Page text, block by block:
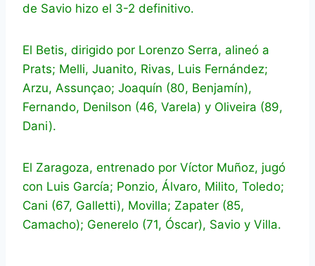
de Savio hizo el 3-2 definitivo.
El Betis, dirigido por Lorenzo Serra, alineó a
Prats; Melli, Juanito, Rivas, Luis Fernández;
Arzu, Assunçao; Joaquín (80, Benjamín),
Fernando, Denilson (46, Varela) y Oliveira (89,
Dani).
El Zaragoza, entrenado por Víctor Muñoz, jugó
con Luis García; Ponzio, Álvaro, Milito, Toledo;
Cani (67, Galletti), Movilla; Zapater (85,
Camacho); Generelo (71, Óscar), Savio y Villa.